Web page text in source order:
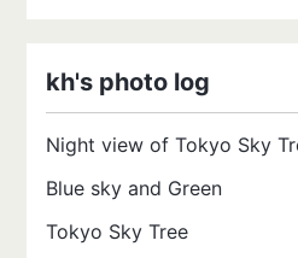
kh's photo log
Night view of Tokyo Sky
Blue sky and Green
Tokyo Sky Tree